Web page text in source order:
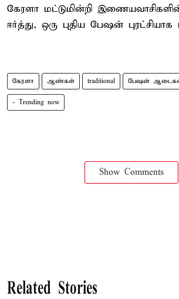
கேரளா மட்டுமின்றி
ஈர்த்து, ஒரு புதிய பேஷன் புரட்சியாக
கேரளா ஆண்கள் traditional பேஷன்
- Trending now
Show Comments
Related Stories